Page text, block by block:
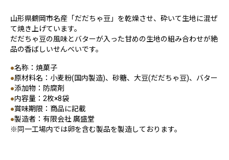
山形県鶴岡市名産「だだちゃ豆」を乾燥させ、砕いて生地に混ぜ
て焼き上げています。
だだちゃ豆の風味とバターが入った甘めの生地の組み合わせが絶
品の香ばしいせんべいです。
●名称：焼菓子
●原材料名：小麦粉(国内製造)、砂糖、大豆(だだちゃ豆)、バター
●添加物：防腐剤
●内容量：2枚×8袋
●賞味期限：商品に記載
●製造者：有限会社 廣盛堂
※同一工場内では卵を含む製品を製造しております。